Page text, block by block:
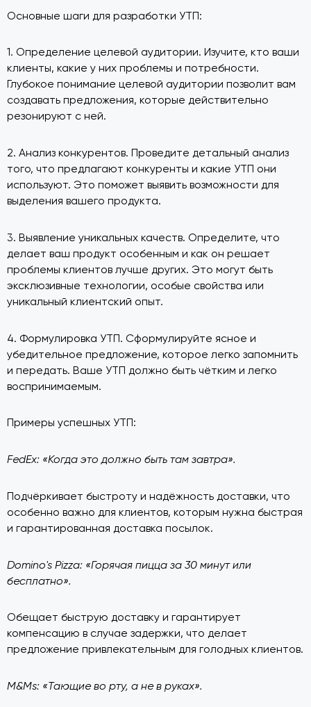
Основные шаги для разработки УТП:
1. Определение целевой аудитории. Изучите, кто ваши
клиенты, какие у них проблемы и потребности.
Глубокое понимание целевой аудитории позволит вам
создавать предложения, которые действительно
резонируют с ней.
2. Анализ конкурентов. Проведите детальный анализ
того, что предлагают конкуренты и какие УТП они
используют. Это поможет выявить возможности для
выделения вашего продукта.
3. Выявление уникальных качеств. Определите, что
делает ваш продукт особенным и как он решает
проблемы клиентов лучше других. Это могут быть
эксклюзивные технологии, особые свойства или
уникальный клиентский опыт.
4. Формулировка УТП. Сформулируйте ясное и
убедительное предложение, которое легко запомнить
и передать. Ваше УТП должно быть чётким и легко
воспринимаемым.
Примеры успешных УТП:
FedEx: «Когда это должно быть там завтра».
Подчёркивает быстроту и надёжность доставки, что
особенно важно для клиентов, которым нужна быстрая
и гарантированная доставка посылок.
Domino's Pizza: «Горячая пицца за 30 минут или
бесплатно».
Обещает быструю доставку и гарантирует
компенсацию в случае задержки, что делает
предложение привлекательным для голодных клиентов.
M&Ms: «Тающие во рту, а не в руках».